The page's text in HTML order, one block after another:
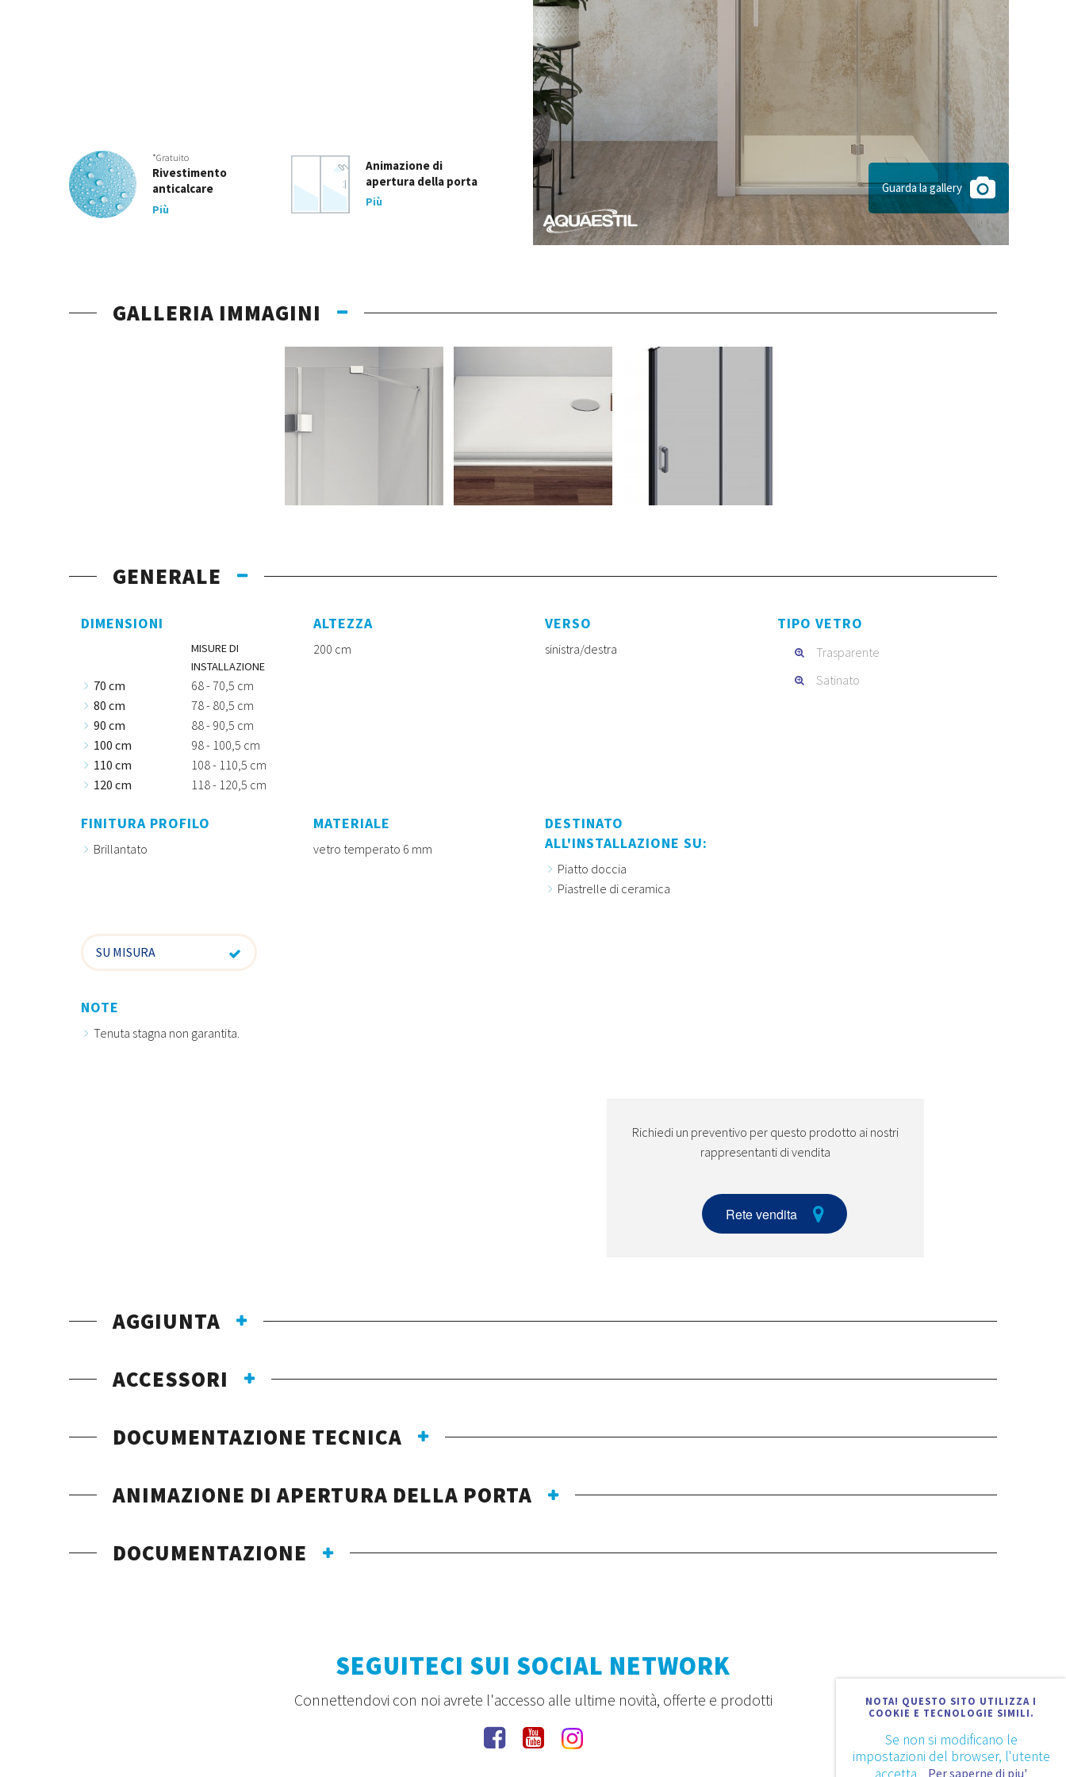
*Gratuito
Rivestimento
anticalcare
Più
Animazione di
apertura della porta
Più
Guarda la gallery
GALLERIA IMMAGINI
GENERALE
DIMENSIONI
MISURE DI
INSTALLAZIONE
70 cm
68 - 70,5 cm
80 cm
78 - 80,5 cm
90 cm
88 - 90,5 cm
100 cm
98 - 100,5 cm
110 cm
108 - 110,5 cm
120 cm
118 - 120,5 cm
ALTEZZA
200 cm
VERSO
sinistra/destra
TIPO VETRO
Trasparente
Satinato
FINITURA PROFILO
Brillantato
MATERIALE
vetro temperato 6 mm
DESTINATO
ALL'INSTALLAZIONE SU:
Piatto doccia
Piastrelle di ceramica
SU MISURA
NOTE
Tenuta stagna non garantita.
Richiedi un preventivo per questo prodotto ai nostri
rappresentanti di vendita
Rete vendita
AGGIUNTA
ACCESSORI
DOCUMENTAZIONE TECNICA
ANIMAZIONE DI APERTURA DELLA PORTA
DOCUMENTAZIONE
NOTA! QUESTO SITO UTILIZZA I
COOKIE E TECNOLOGIE SIMILI.
Se non si modificano le
impostazioni del browser, l'utente
Per saperne di piu'
SEGUITECI SUI SOCIAL NETWORK
Connettendovi con noi avrete l'accesso alle ultime novità, offerte e prodotti